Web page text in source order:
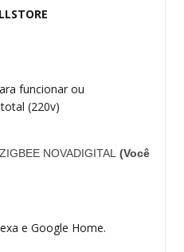
funcionar ou
(220v)
NOVADIGITAL (Você
e Google Home.